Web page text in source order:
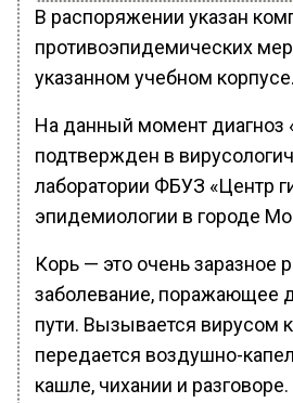
В распоряжении указан
противоэпидемических
указанном учебном корпусе.
На данный момент диагноз
подтвержден в
лаборатории ФБУЗ «Центр
эпидемиологии в городе
Корь — это очень заразное
заболевание, поражающее
пути. Вызывается вирусом
передается воздушно-
кашле, чихании и